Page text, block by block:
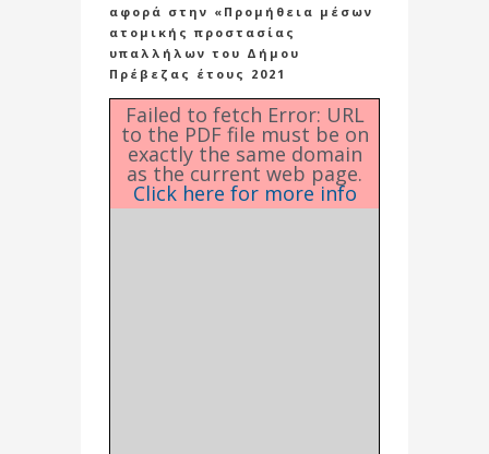
αφορά στην «Προμήθεια μέσων
ατομικής προστασίας
υπαλλήλων του Δήμου
Πρέβεζας έτους 2021
Failed to fetch Error: URL
to the PDF file must be on
exactly the same domain
as the current web page.
Click here for more info